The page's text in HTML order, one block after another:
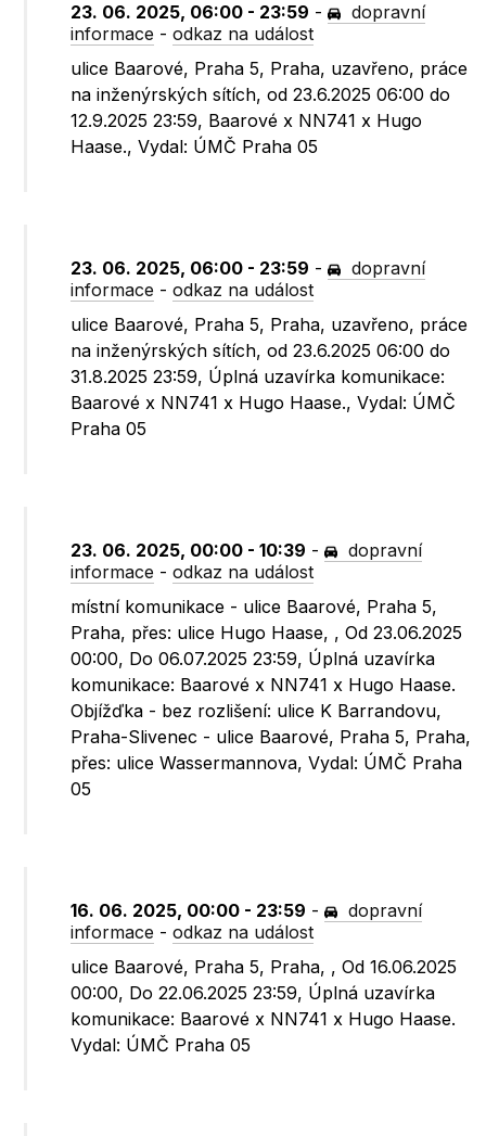
23. 06. 2025, 06:00 - 23:59 -
dopravní
informace -odkaz na událost
ulice Baarové, Praha 5, Praha, uzavřeno, práce
na inženýrských sítích, od 23.6.2025 06:00 do
12.9.2025 23:59, Baarové x NN741 x Hugo
Haase., Vydal: ÚMČ Praha 05
23. 06. 2025, 06:00 - 23:59 -
dopravní
informace -odkaz na událost
ulice Baarové, Praha 5, Praha, uzavřeno, práce
na inženýrských sítích, od 23.6.2025 06:00 do
31.8.2025 23:59, Úplná uzavírka komunikace:
Baarové x NN741 x Hugo Haase., Vydal: ÚMČ
Praha 05
23. 06. 2025, 00:00 - 10:39 -
dopravní
informace -odkaz na událost
místní komunikace - ulice Baarové, Praha 5,
Praha, přes: ulice Hugo Haase, , Od 23.06.2025
00:00, Do 06.07.2025 23:59, Úplná uzavírka
komunikace: Baarové x NN741 x Hugo Haase.
Objížďka - bez rozlišení: ulice K Barrandovu,
Praha-Slivenec - ulice Baarové, Praha 5, Praha,
přes: ulice Wassermannova, Vydal: ÚMČ Praha
05
16. 06. 2025, 00:00 - 23:59 -
dopravní
informace -odkaz na událost
ulice Baarové, Praha 5, Praha, , Od 16.06.2025
00:00, Do 22.06.2025 23:59, Úplná uzavírka
komunikace: Baarové x NN741 x Hugo Haase.
Vydal: ÚMČ Praha 05